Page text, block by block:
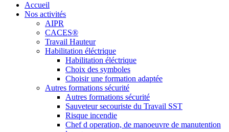
Accueil
Nos activités
AIPR
CACES®
Travail Hauteur
Habilitation éléctrique
Habilitation éléctrique
Choix des symboles
Choisir une formation adaptée
Autres formations sécurité
Autres formations sécurité
Sauveteur secouriste du Travail SST
Risque incendie
Chef d operation, de manoeuvre de manutention